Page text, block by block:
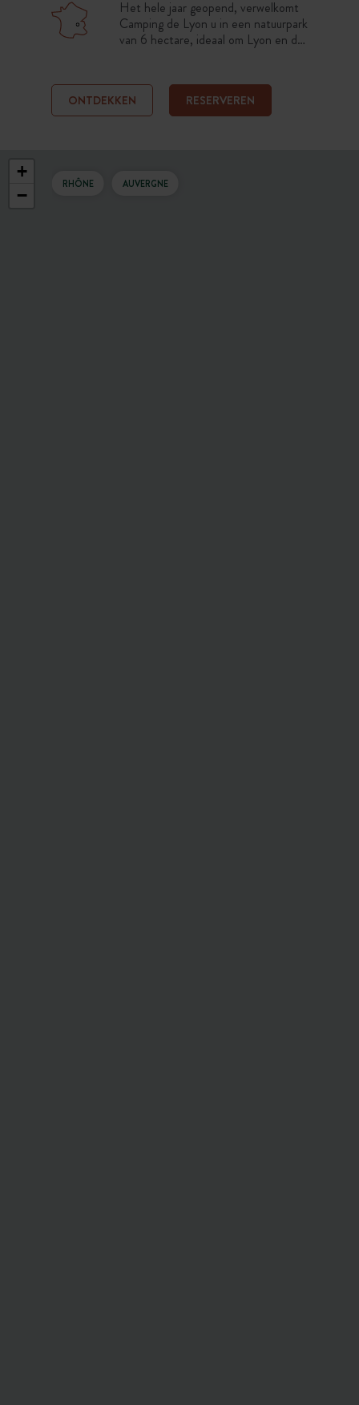
Het hele jaar geopend, verwelkomt
Camping de Lyon u in een natuurpark
van 6 hectare, ideaal om Lyon en de
comfortabele accommodaties stellen
u in staat om te genieten van een
rustgevende pauze of Lyon te
ONTDEKKEN RESERVEREN
RHÔNE AUVERGNE
+
−